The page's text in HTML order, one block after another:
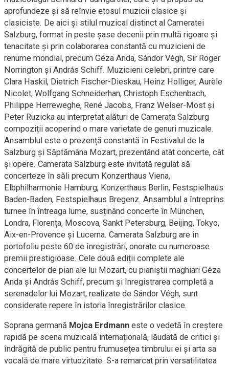
aprofundeze și să reînvie etosul muzicii clasice și
clasiciste. De aici și stilul muzical distinct al Cameratei
Salzburg, format în peste șase decenii prin multă rigoare și
tenacitate și prin colaborarea constantă cu muzicieni de
renume mondial, precum Géza Anda, Sándor Végh, Sir Roger
Norrington și András Schiff. Muzicieni celebri, printre care
Clara Haskil, Dietrich Fischer-Dieskau, Heinz Holliger, Aurèle
Nicolet, Wolfgang Schneiderhan, Christoph Eschenbach,
Philippe Herreweghe, René Jacobs, Franz Welser-Möst și
Peter Ruzicka au interpretat alături de Camerata Salzburg
compoziții acoperind o mare varietate de genuri muzicale.
Ansamblul este o prezență constantă în Festivalul de la
Salzburg și Săptămâna Mozart, prezentând atât concerte, cât
și opere. Camerata Salzburg este invitată regulat să
concerteze în săli precum Konzerthaus Viena,
Elbphilharmonie Hamburg, Konzerthaus Berlin, Festspielhaus
Baden-Baden, Festspielhaus Bregenz. Ansamblul a întreprins
turnee în întreaga lume, susținând concerte în München,
Londra, Florența, Moscova, Sankt Petersburg, Beijing, Tokyo,
Aix-en-Provence și Lucerna. Camerata Salzburg are în
portofoliu peste 60 de înregistrări, onorate cu numeroase
premii prestigioase. Cele două ediții complete ale
concertelor de pian ale lui Mozart, cu pianiștii maghiari Géza
Anda și András Schiff, precum și înregistrarea completă a
serenadelor lui Mozart, realizate de Sándor Végh, sunt
considerate repere în istoria înregistrărilor clasice.
Soprana germană Mojca Erdmann este o vedetă în creștere
rapidă pe scena muzicală internațională, lăudată de critici și
îndrăgită de public pentru frumusețea timbrului ei și arta sa
vocală de mare virtuozitate. S-a remarcat prin versatilitatea